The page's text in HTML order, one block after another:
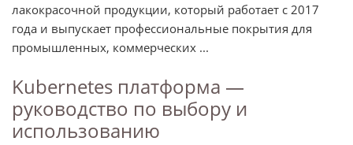
лакокрасочной продукции, который работает с 2017
года и выпускает профессиональные покрытия для
промышленных, коммерческих ...
Kubernetes платформа —
руководство по выбору и
использованию